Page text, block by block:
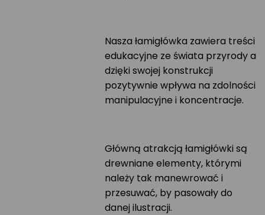
Nasza łamigłówka zawiera treści
edukacyjne ze świata przyrody a
dzięki swojej konstrukcji
pozytywnie wpływa na zdolności
manipulacyjne i koncentracje.
Główną atrakcją łamigłówki są
drewniane elementy, którymi
należy tak manewrować i
przesuwać, by pasowały do
danej ilustracji.